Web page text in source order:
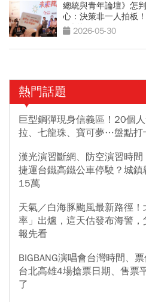
總統與青年論壇》怎
心：決策非一人拍板
一拆招
2026-05-30
熱門話題
巨型鋼彈現身信義區！20個
拉、七龍珠、寶可夢…盤點打
漢光演習斷網、防空演習時
捷運台鐵高鐵公車停駛？城
15萬
天氣／白海豚颱風最新路徑
率」出爐，這天估發布海警
報先看
BIGBANG演唱會台灣時間、
台北高雄4場搶票日期、售
了